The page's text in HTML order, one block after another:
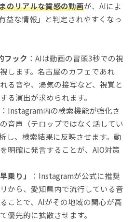
のリアルな質感の動画が、AIによ
益な情報」と判定されやすくなっ
フック ：AIは動画の冒頭3秒での視
します。名古屋のカフェであれ
る音や、湯気の接写など、視覚と
る演出が求められます。
：Instagram内の検索機能が強化さ
音声（テロップではなく話してい
し、検索結果に反映させます。動
明確に発言することが、AIO対策
乗り」
：Instagramが公式に推奨
から、愛知県内で流行している音
ことで、AIがその地域の関心が高
優先的に拡散させます。